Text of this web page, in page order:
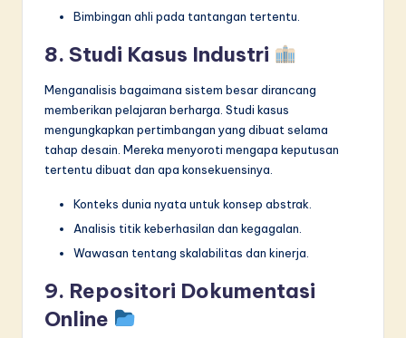
Bimbingan ahli pada tantangan tertentu.
8. Studi Kasus Industri
Menganalisis bagaimana sistem besar dirancang
memberikan pelajaran berharga. Studi kasus
mengungkapkan pertimbangan yang dibuat selama
tahap desain. Mereka menyoroti mengapa keputusan
tertentu dibuat dan apa konsekuensinya.
Konteks dunia nyata untuk konsep abstrak.
Analisis titik keberhasilan dan kegagalan.
Wawasan tentang skalabilitas dan kinerja.
9. Repositori Dokumentasi
Online